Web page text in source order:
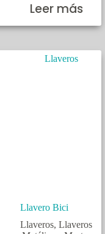
Leer más
Llavero Bici
Llaveros, Llaveros